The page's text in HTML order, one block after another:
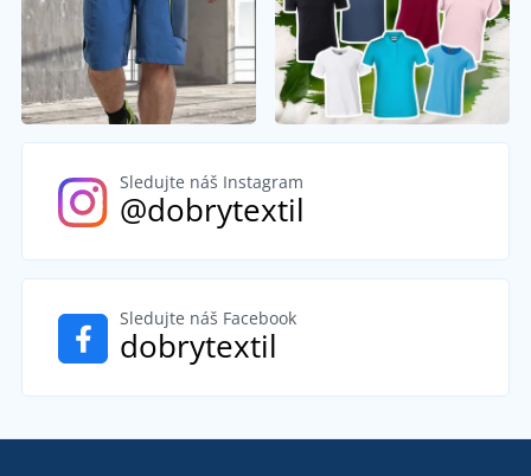
Sledujte náš Instagram
@dobrytextil
Sledujte náš Facebook
dobrytextil